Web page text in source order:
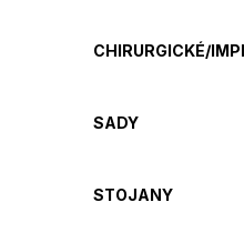
CHIRURGICKÉ/
SADY
STOJANY